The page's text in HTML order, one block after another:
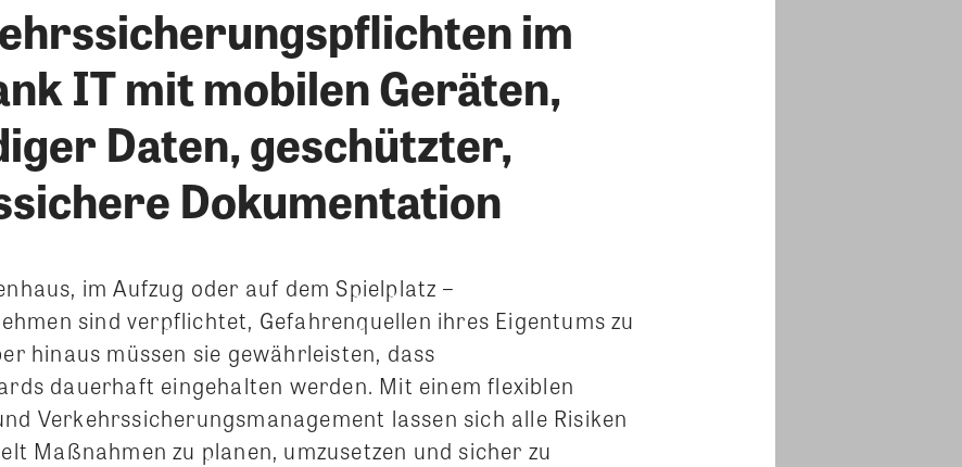
im
IT mit mobilen Geräten,
Daten, geschützter,
Dokumentation
im Aufzug oder auf dem Spielplatz –
sind verpflichtet, Gefahrenquellen ihres Eigentums zu
hinaus müssen sie gewährleisten, dass
dauerhaft eingehalten werden. Mit einem flexiblen
Verkehrssicherungsmanagement lassen sich alle Risiken
Maßnahmen zu planen, umzusetzen und sicher zu